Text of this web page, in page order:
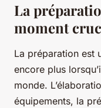
La
moment
La préparation est
encore plus
monde.
équipements, la